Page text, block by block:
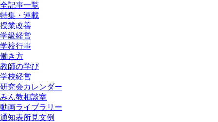
全記事一覧
特集・連載
授業改善
学級経営
学校行事
働き方
教師の学び
学校経営
研究会カレンダー
みん教相談室
動画ライブラリー
通知表所見文例